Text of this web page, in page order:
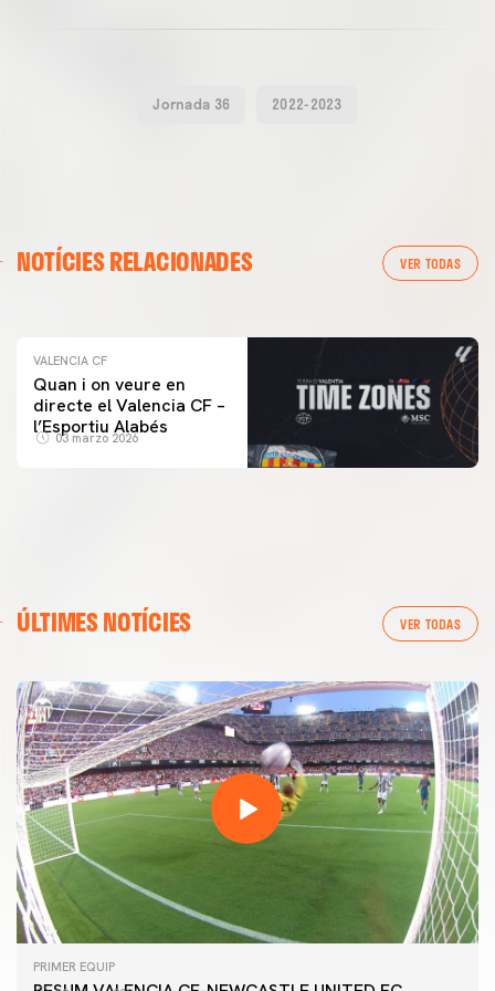
Jornada 36 2022-2023
NOTÍCIES RELACIONADES VER TODAS
ENTRENAMENT DEL VALENCIA CF 04/03/26
VALENCIA CF
Quan i on veure en
directe el Valencia CF –
l’Esportiu Alabés
03 marzo 2026
ÚLTIMES NOTÍCIES VER TODAS
PRIMER EQUIP